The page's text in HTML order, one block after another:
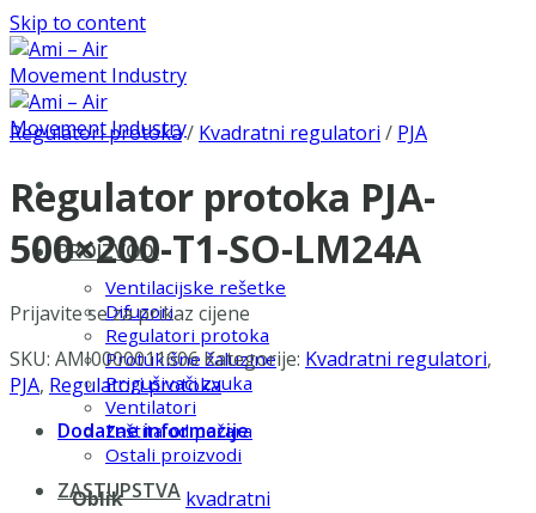
Skip to content
PROIZVODI
Ventilacijske rešetke
Difuzori
Regulatori protoka
Protukišne žaluzine
Prigušivači zvuka
Ventilatori
Zaštita od požara
Ostali proizvodi
ZASTUPSTVA
Regulatori protoka/ Kvadratni regulatori / PJA
Regulator protoka PJA-
500×200-T1-SO-LM24A
Prijavite se za prikaz cijene
SKU: AMI0000011606 Kategorije: Kvadratni regulatori,
PJA, Regulatori protoka
Dodatne informacije
Oblik kvadratni